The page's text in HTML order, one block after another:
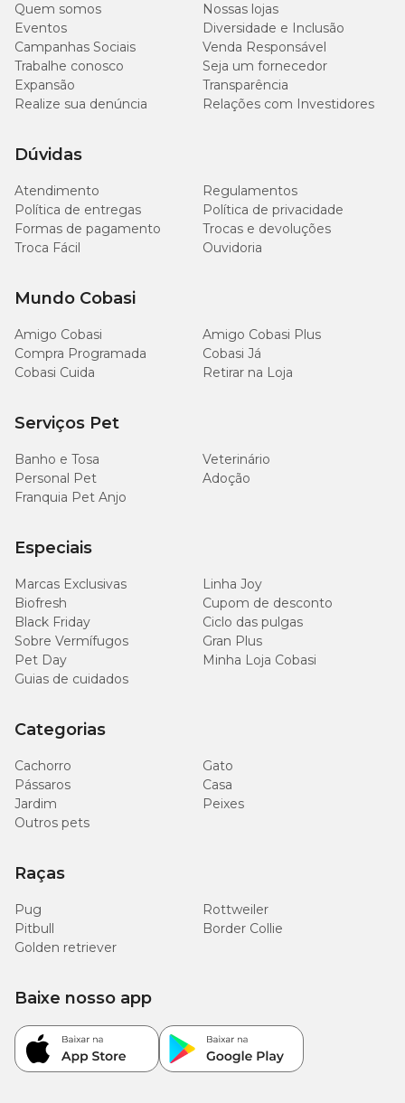
Quem somos
Nossas lojas
Eventos
Diversidade e Inclusão
Campanhas Sociais
Venda Responsável
Trabalhe conosco
Seja um fornecedor
Expansão
Transparência
Realize sua denúncia
Relações com Investidores
Dúvidas
Atendimento
Regulamentos
Política de entregas
Política de privacidade
Formas de pagamento
Trocas e devoluções
Troca Fácil
Ouvidoria
Mundo Cobasi
Amigo Cobasi
Amigo Cobasi Plus
Compra Programada
Cobasi Já
Cobasi Cuida
Retirar na Loja
Serviços Pet
Banho e Tosa
Veterinário
Personal Pet
Adoção
Franquia Pet Anjo
Especiais
Marcas Exclusivas
Linha Joy
Biofresh
Cupom de desconto
Black Friday
Ciclo das pulgas
Sobre Vermífugos
Gran Plus
Pet Day
Minha Loja Cobasi
Guias de cuidados
Categorias
Cachorro
Gato
Pássaros
Casa
Jardim
Peixes
Outros pets
Raças
Pug
Rottweiler
Pitbull
Border Collie
Golden retriever
Baixe nosso app